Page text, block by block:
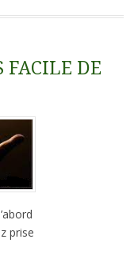
FACILE DE
prise